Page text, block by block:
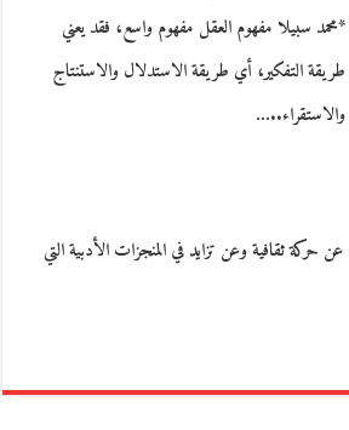
*محمد سبيلا مفهوم العقل مفهوم واسع، فقد يعني
طريقة التفكير، أي طريقة الاستدلال والاستنتاج
والاستقراء..…
حركة ثقافية وعن تزايد في المنجزات الأدبية التي